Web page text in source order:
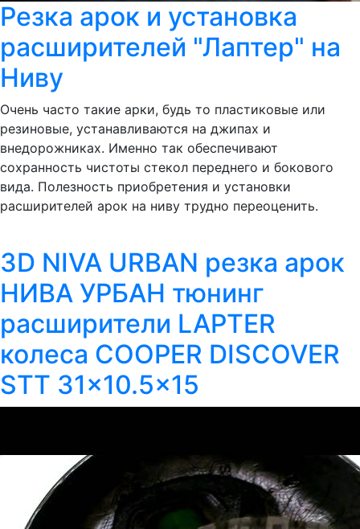
Резка арок и установка
расширителей "Лаптер" на
Ниву
Очень часто такие арки, будь то пластиковые или
резиновые, устанавливаются на джипах и
внедорожниках. Именно так обеспечивают
сохранность чистоты стекол переднего и бокового
вида. Полезность приобретения и установки
расширителей арок на ниву трудно переоценить.
3D NIVA URBAN резка арок
НИВА УРБАН тюнинг
расширители LAPTER
колеса COOPER DISCOVER
STT 31x10.5x15